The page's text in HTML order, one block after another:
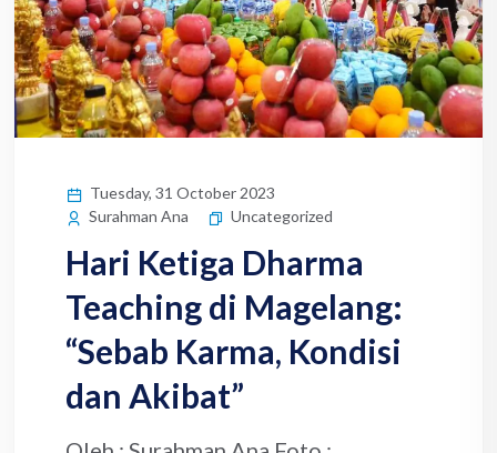
Tuesday, 31 October 2023
Surahman Ana
Uncategorized
Hari Ketiga Dharma
Teaching di Magelang:
“Sebab Karma, Kondisi
dan Akibat”